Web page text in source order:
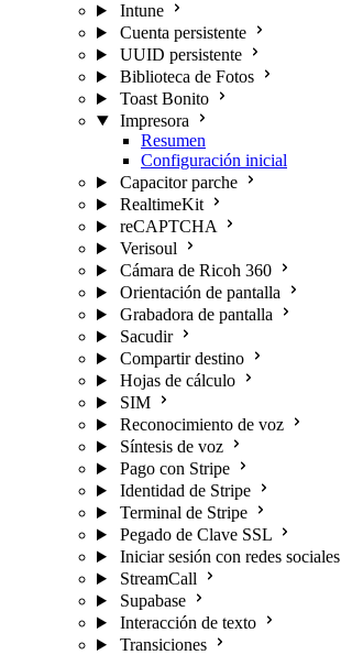
Intune
Cuenta persistente
UUID persistente
Biblioteca de Fotos
Toast Bonito
Impresora
Resumen
Configuración inicial
Capacitor parche
RealtimeKit
reCAPTCHA
Verisoul
Cámara de Ricoh 360
Orientación de pantalla
Grabadora de pantalla
Sacudir
Compartir destino
Hojas de cálculo
SIM
Reconocimiento de voz
Síntesis de voz
Pago con Stripe
Identidad de Stripe
Terminal de Stripe
Pegado de Clave SSL
Iniciar sesión con redes sociales
StreamCall
Supabase
Interacción de texto
Transiciones